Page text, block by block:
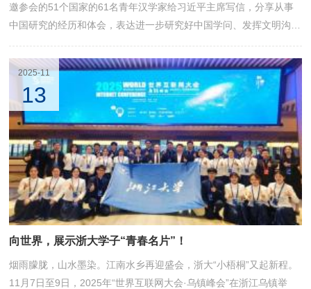
邀参会的51个国家的61名青年汉学家给习近平主席写信，分享从事
中国研究的经历和体会，表达进一步研究好中国学问、发挥文明沟通
在促进汉学研究和文明互鉴中的积极作用，勉励他们继续与汉学结
伴、和中国同行，加强研究阐释，向世界介绍真实、立体、全面的中
国，当好融通中外文明的使者，为推动构建人类命运共同体贡献智慧
和力量。
2025-11
13
向世界，展示浙大学子“青春名片”！
烟雨朦胧，山水墨染。江南水乡再迎盛会，浙大“小梧桐”又起新程。
11月7日至9日，2025年“世界互联网大会·乌镇峰会”在浙江乌镇举